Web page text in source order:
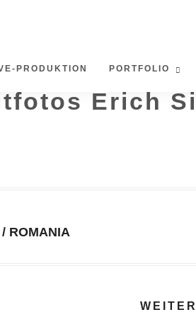
PRODUKTION PORTFOLIO
Erich
ROMANIA